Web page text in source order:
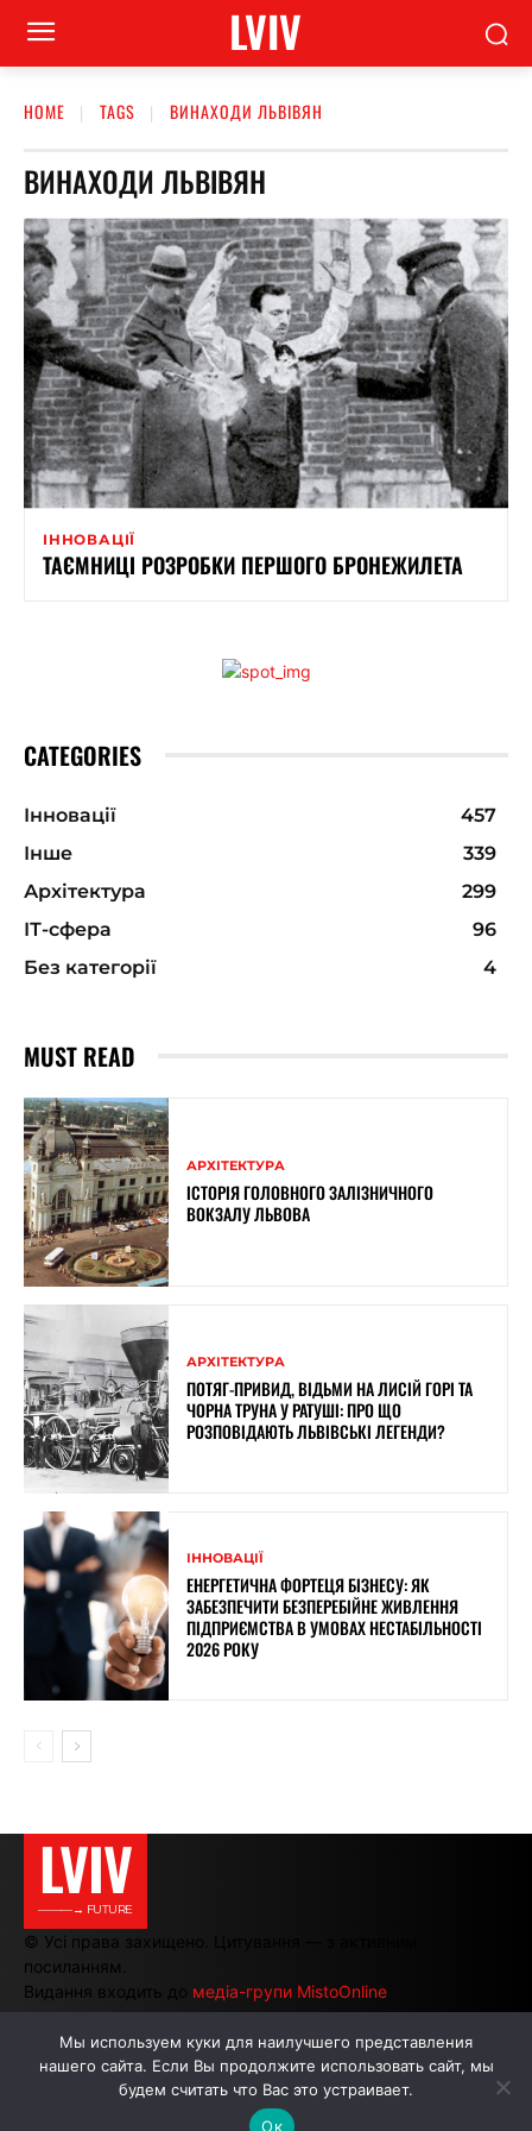
LVIV
HOME TAGS ВИНАХОДИ ЛЬВІВЯН
ВИНАХОДИ ЛЬВІВЯН
ІННОВАЦІЇ
ТАЄМНИЦІ РОЗРОБКИ ПЕРШОГО БРОНЕЖИЛЕТА
CATEGORIES
Інновації
457
Інше
339
Архітектура
299
ІТ-сфера
96
Без категорії
4
MUST READ
АРХІТЕКТУРА
ІСТОРІЯ ГОЛОВНОГО ЗАЛІЗНИЧНОГО
ВОКЗАЛУ ЛЬВОВА
АРХІТЕКТУРА
ПОТЯГ-ПРИВИД, ВІДЬМИ НА ЛИСІЙ ГОРІ ТА
ЧОРНА ТРУНА У РАТУШІ: ПРО ЩО
РОЗПОВІДАЮТЬ ЛЬВІВСЬКІ ЛЕГЕНДИ?
ІННОВАЦІЇ
ЕНЕРГЕТИЧНА ФОРТЕЦЯ БІЗНЕСУ: ЯК
ЗАБЕЗПЕЧИТИ БЕЗПЕРЕБІЙНЕ ЖИВЛЕННЯ
ПІДПРИЄМСТВА В УМОВАХ НЕСТАБІЛЬНОСТІ
2026 РОКУ
LVIV
———→ FUTURE
© Усі права захищено. Цитування — з активним
посиланням.
Видання входить до медіа-групи MistoOnline
АВТОРИ РЕКЛАМА НА САЙТІ
Мы используем куки для наилучшего представления
нашего сайта. Если Вы продолжите использовать сайт, мы
будем считать что Вас это устраивает.
Ок